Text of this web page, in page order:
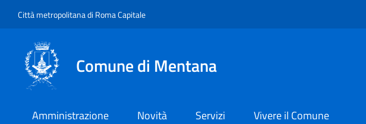
Città metropolitana di Roma Capitale
Comune di Mentana
Amministrazione Novità Servizi Vivere il Comune